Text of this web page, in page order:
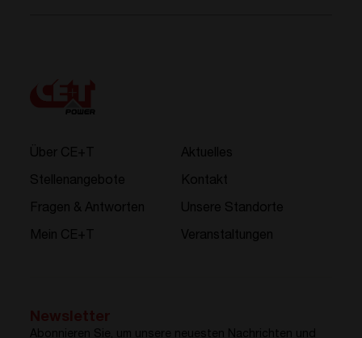
Über CE+T
Stellenangebote
Fragen & Antworten
Mein CE+T
Aktuelles
Kontakt
Unsere Standorte
Veranstaltungen
Abonnieren Sie, um unsere neuesten Nachrichten und